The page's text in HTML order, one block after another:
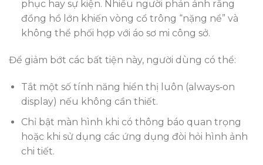
phục hay sự kiện. Nhiều người phản ánh rằng
đồng hồ lớn khiến vòng cổ trông “nặng nề” và
không thể phối hợp với áo sơ mi công sở.
Để giảm bớt các bất tiện này, người dùng có thể:
Tắt một số tính năng hiển thị luôn (always‑on
display) nếu không cần thiết.
Chỉ bật màn hình khi có thông báo quan trọng
hoặc khi sử dụng các ứng dụng đòi hỏi hình ảnh
chi tiết.